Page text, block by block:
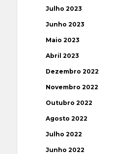
Julho 2023
Junho 2023
Maio 2023
Abril 2023
Dezembro 2022
Novembro 2022
Outubro 2022
Agosto 2022
Julho 2022
Junho 2022